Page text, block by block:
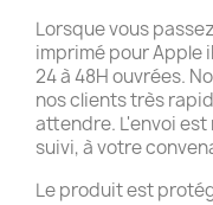
Lorsque vous
imprimé pour Apple
24 à 48H ouvrées.
nos clients très
attendre. L'envoi est
suivi, à votre
Le produit est